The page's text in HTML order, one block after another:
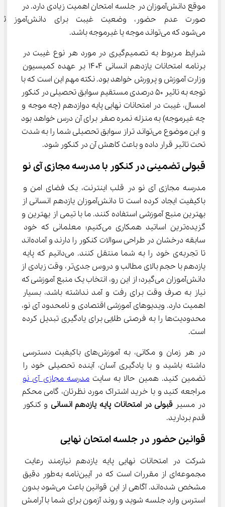
موقع دانش‌آموزان در جلسه امتحان اهمیت زیادی دارد. در
صورت عدم حضور، وضعیت غیبت برای
می‌شود که می‌تواند موجه یا غیرموجه باشد.
شرایط مربوط به تصمیم‌گیری در مورد هر نوع غیبت در
برنامه امتحانات یازدهم انسانی ۱۴۰۴ بر عهده کمیسیون
وزارت آموزش و پرورش خواهد بود. نکته مهم این است که با
توجه به تاثیر ۵۰ درصدی مستقیم سوابق تحصیلی در کنکور
امسال، غیبت در امتحانات نهایی پایه دوازدهم (چه موجه و
چه غیرموجه) به منزله نمره صفر برای آن درس خواهد بود
و این موضوع می‌تواند تراز سوابق تحصیلی شما را به شدت
تحت تاثیر قرار داده و باعث کاهش آن در کنکور شود.
قبولی تضمینی در کنکور با مدرسه مجازی آی نو
مدرسه مجازی آی نو در قلب اینترنت، یک فضای امن و
باکیفیت ایجاد کرده است تا دانش‌آموزان یازدهم انسانی از
بهترین منبع آموزشی استفاده کنند. ما با تیمی از بهترین و
گزیده‌ترین اساتید همکاری می‌کنیم؛ معلمانی که خود
سابقه درخشان در طراحی سوالات کنکور را دارند و آماده‌اند
تا تجربه‌ی خود را به شما منتقل کنند. می‌دانیم که پایه
یازدهم با حجم بالای مطالب و دروس جدی‌تر، وقت زیادی از
دانش‌آموزان می‌گیرد؛ از این رو، انتخاب یک منبع آموزشی که
نیاز به صرف وقت برای رفت و آمد نداشته باشد، بسیار
اهمیت دارد. ویدیوهای آموزشی اقتصادی و نامحدود آی نو،
محدودیت‌ها را به فرصتی طلایی برای یادگیری تبدیل کرده
است.
در هر زمان و مکانی، به آموزش‌های باکیفیت دسترسی
داشته باشید و با یادگیری آسان، آینده تحصیلی خود را
تضمین کنید. همین حالا به سایت مدرسه مجازی آی نو
مراجعه کنید و با خرید اشتراک مورد نظرتان، گامی محکم
در مسیر قبولی در امتحانات پایه یازدهم انسانی و کنکور
قدم بردارید.
قوانین حضور در جلسه امتحان نهایی
شرکت در امتحانات نهایی پایه یازدهم نیازمند رعایت
مجموعه‌ای از مقررات است که در آیین‌نامه به‌طور دقیق
مشخص شده‌اند. آگاهی از این قوانین باعث می‌شود بدون
استرس وارد جلسه شوید و روند آزمون برای شما با آرامش